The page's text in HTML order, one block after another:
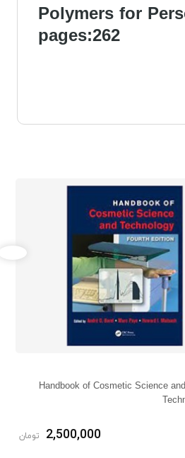
Polymers for
pages:262
کد 69631- Handbook of Cosmetic Science and
2,500,000 تومان